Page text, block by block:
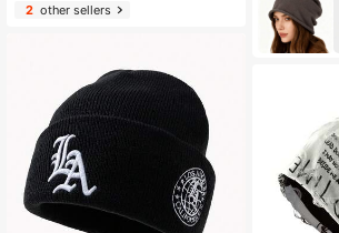
2other sellers